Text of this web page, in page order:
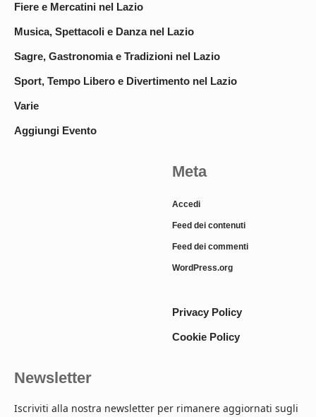
Fiere e Mercatini nel Lazio
Musica, Spettacoli e Danza nel Lazio
Sagre, Gastronomia e Tradizioni nel Lazio
Sport, Tempo Libero e Divertimento nel Lazio
Varie
Aggiungi Evento
Meta
Accedi
Feed dei contenuti
Feed dei commenti
WordPress.org
Privacy Policy
Cookie Policy
Newsletter
Iscriviti alla nostra newsletter per rimanere aggiornati sugli